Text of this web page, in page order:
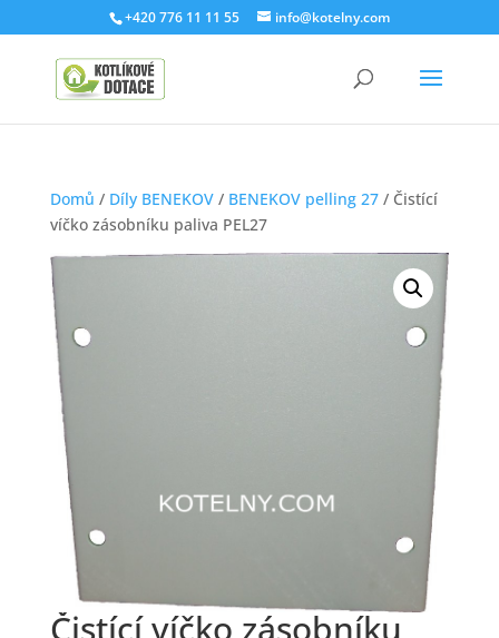
+420 776 11 11 55 info@kotelny.com
Domů / Díly BENEKOV/ BENEKOV pelling 27/ Čistící
víčko zásobníku paliva PEL27
Čistící víčko zásobníku